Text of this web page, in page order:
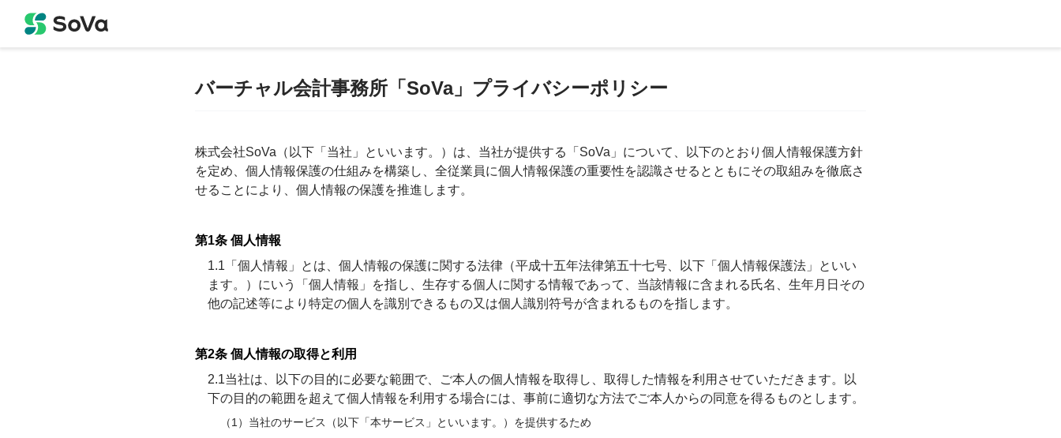
バーチャル会計事務所「SoVa」プライバシーポリシー
株式会社SoVa（以下「当社」といいます。）は、当社が提供する「SoVa」について、以下のとおり個人情報保護方針
を定め、個人情報保護の仕組みを構築し、全従業員に個人情報保護の重要性を認識させるとともにその取組みを徹底さ
せることにより、個人情報の保護を推進します。
第1条 個人情報
1.1「個人情報」とは、個人情報の保護に関する法律（平成十五年法律第五十七号、以下「個人情報保護法」といい
ます。）にいう「個人情報」を指し、生存する個人に関する情報であって、当該情報に含まれる氏名、生年月日その
他の記述等により特定の個人を識別できるもの又は個人識別符号が含まれるものを指します。
第2条 個人情報の取得と利用
2.1当社は、以下の目的に必要な範囲で、ご本人の個⼈情報を取得し、取得した情報を利用させていただきます。以
下の⽬的の範囲を超えて個⼈情報を利⽤する場合には、事前に適切な⽅法でご本人からの同意を得るものとします。
（1）当社のサービス（以下「本サービス」といいます。）を提供するため